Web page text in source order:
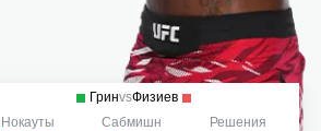
ГринvsФизиев
Нокауты
Сабмишн Решения